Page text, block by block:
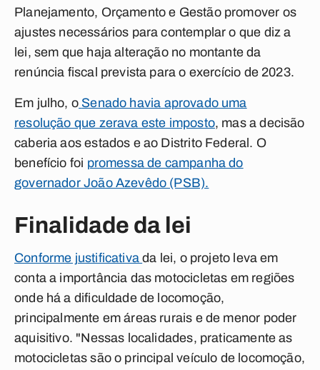
Planejamento, Orçamento e Gestão promover os
ajustes necessários para contemplar o que diz a
lei, sem que haja alteração no montante da
renúncia fiscal prevista para o exercício de 2023.
Em julho, o Senado havia aprovado uma
resolução que zerava este imposto, mas a decisão
caberia aos estados e ao Distrito Federal. O
benefício foi promessa de campanha do
governador João Azevêdo (PSB).
Finalidade da lei
Conforme justificativa da lei, o projeto leva em
conta a importância das motocicletas em regiões
onde há a dificuldade de locomoção,
principalmente em áreas rurais e de menor poder
aquisitivo. "Nessas localidades, praticamente as
motocicletas são o principal veículo de locomoção,